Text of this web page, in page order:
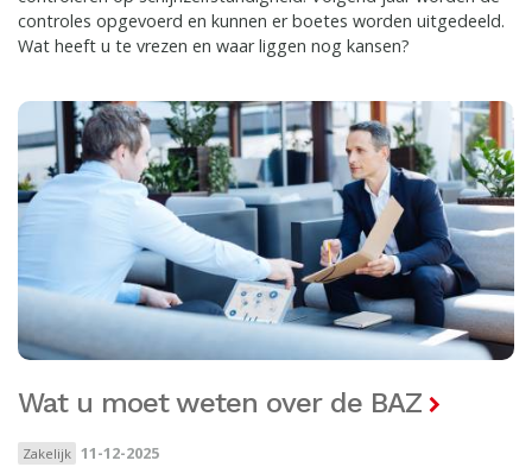
controles opgevoerd en kunnen er boetes worden uitgedeeld.
Wat heeft u te vrezen en waar liggen nog kansen?
Wat u moet weten over de BAZ
Zakelijk 11-12-2025